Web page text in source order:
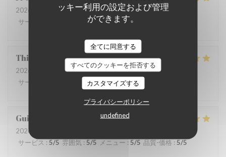
ッキー利用の設定および管理
ができます。
全てに同意する
すべてのクッキーを拒否する
カスタマイズする
プライバシーポリシー
undefined
2026-08-07
- 12:00 - ゲスト 3
サービス
5/5 メニュー: 5
Thierry
2026-08-07
- 12:15 - ゲスト 4
サービス
4/5 メニュー:5/5
Guillemant
2026-08-07
サービス : 5/5 雰囲気 : 5/5 メニュー : 5/5 品質-価格 : 5/5